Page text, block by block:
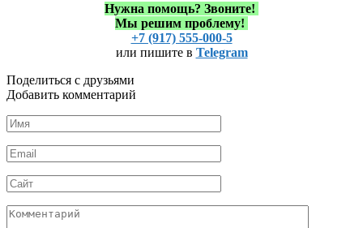
Нужна помощь? Звоните!
Мы решим проблему!
+7 (917) 555-000-5
или пишите в Telegram
Поделиться с друзьями
Добавить комментарий
Имя
*
Email
*
Сайт
Комментарий